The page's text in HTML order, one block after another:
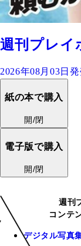
週刊プレイ
2026年08月03日発
紙の本で購入
開/閉
電子版で購入
開/閉
週刊
コンテ
デジタル写真